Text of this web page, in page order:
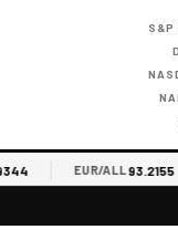
S&P
EUR/ALL93.2155